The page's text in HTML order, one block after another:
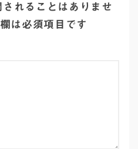
れることはありませ
は必須項目です